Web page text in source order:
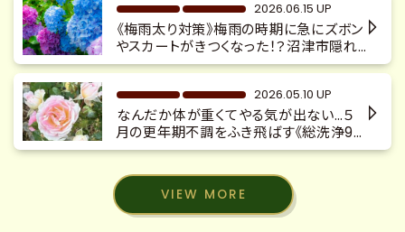
ン』」
2026.06.15 UP
《梅雨太り対策》梅雨の時期に急にズボン
やスカートがきつくなった！？沼津市隠れ
家サロン 更年期太り 慢性不調 整体×
2026.05.10 UP
なんだか体が重くてやる気が出ない…５
月の更年期不調をふき飛ばす《総洗浄90
分》沼津隠れ家サロン
VIEW MORE